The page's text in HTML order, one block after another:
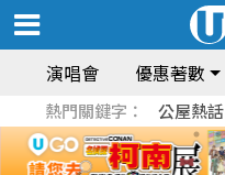
演唱會 優惠著數
熱門關鍵字： 公屋熱話